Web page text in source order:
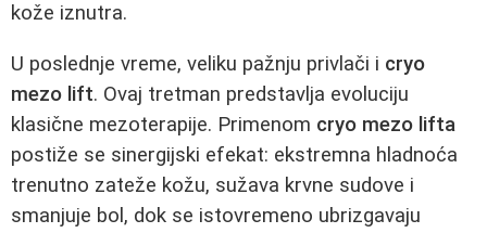
kože iznutra.
U poslednje vreme, veliku pažnju privlači i cryo
mezo lift. Ovaj tretman predstavlja evoluciju
klasične mezoterapije. Primenom cryo mezo lifta
postiže se sinergijski efekat: ekstremna hladnoća
trenutno zateže kožu, sužava krvne sudove i
smanjuje bol, dok se istovremeno ubrizgavaju